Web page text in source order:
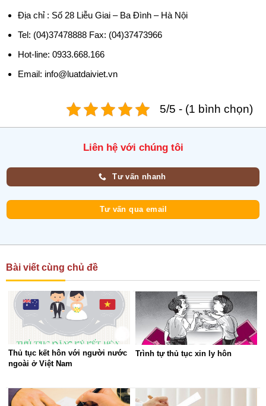
Địa chỉ : Số 28 Liễu Giai – Ba Đình – Hà Nội
Tel: (04)37478888 Fax: (04)37473966
Hot-line: 0933.668.166
Email: info@luatdaiviet.vn
5/5 - (1 bình chọn)
Liên hệ với chúng tôi
Tư vấn nhanh
Tư vấn qua email
Bài viết cùng chủ đề
Thủ tục kết hôn với người nước
ngoài ở Việt Nam
Trình tự thủ tục xin ly hôn